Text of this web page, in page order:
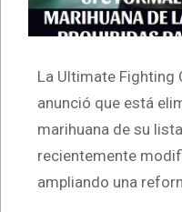
La Ultimate Fighting
anunció que está
marihuana de su
recientemente
ampliando una